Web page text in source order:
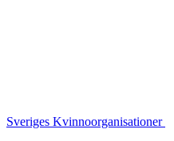
Sveriges Kvinnoorganisationer